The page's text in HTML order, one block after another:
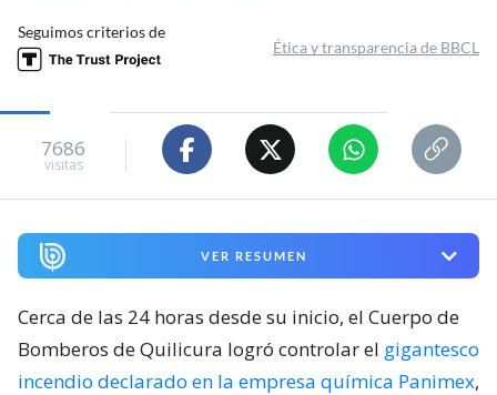
Seguimos criterios de
Ética y transparencia de BBCL
7686
visitas
VER RESUMEN
Cerca de las 24 horas desde su inicio, el Cuerpo de
Bomberos de Quilicura logró controlar el gigantesco
incendio declarado en la empresa química Panimex,